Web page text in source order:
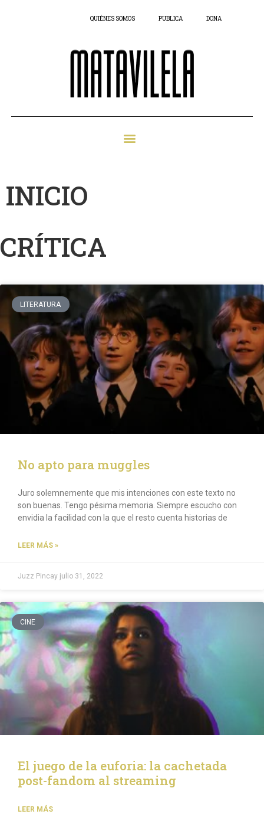
QUIÉNES SOMOS PUBLICA DONA
INICIO
CRÍTICA
LITERATURA
No apto para muggles
Juro solemnemente que mis intenciones con este texto no
son buenas. Tengo pésima memoria. Siempre escucho con
envidia la facilidad con la que el resto cuenta historias de
LEER MÁS »
Juzz Pincay julio 31, 2022
CINE
El juego de la euforia: la cachetada
post-fandom al streaming
LEER MÁS